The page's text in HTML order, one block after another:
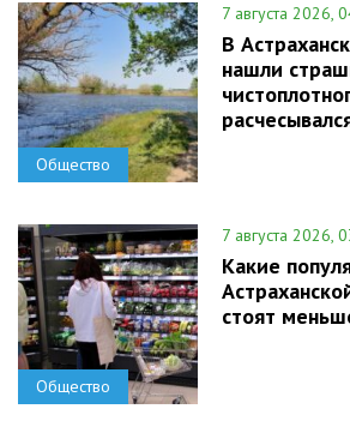
Общество
7 августа 2026,
В
нашли
Общество
7 августа 2026,
Какие
стоят